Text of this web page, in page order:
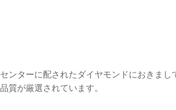
センターに配されたダイヤモンドにおきまし
品質が厳選されています。